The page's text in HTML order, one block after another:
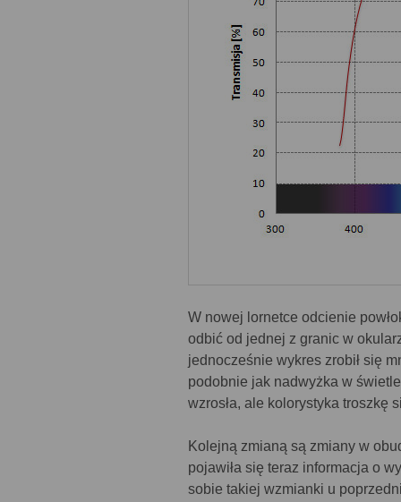
W nowej lornetce odcienie
odbić od jednej z granic w
jednocześnie wykres zrobił się
podobnie jak nadwyżka w
wzrosła, ale kolorystyka troszkę
Kolejną zmianą są zmiany w
pojawiła się teraz informacja o
sobie takiej wzmianki u